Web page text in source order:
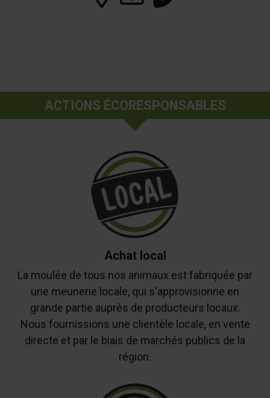
ACTIONS ÉCORESPONSABLES
Achat local
La moulée de tous nos animaux est fabriquée par
une meunerie locale, qui s'approvisionne en
grande partie auprès de producteurs locaux.
Nous fournissions une clientèle locale, en vente
directe et par le biais de marchés publics de la
région.